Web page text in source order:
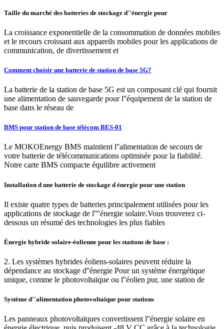
Taille du marché des batteries de stockage d''énergie pour
La croissance exponentielle de la consommation de données mobiles
et le recours croissant aux appareils mobiles pour les applications de
communication, de divertissement et
Comment choisir une batterie de station de base 5G?
La batterie de la station de base 5G est un composant clé qui fournit
une alimentation de sauvegarde pour l''équipement de la station de
base dans le réseau de
BMS pour station de base télécom BES-01
Le MOKOEnergy BMS maintient l''alimentation de secours de
votre batterie de télécommunications optimisée pour la fiabilité.
Notre carte BMS compacte équilibre activement
Installation d une batterie de stockage d énergie pour une station
Il existe quatre types de batteries principalement utilisées pour les
applications de stockage de l''''énergie solaire.Vous trouverez ci-
dessous un résumé des technologies les plus fiables
Énergie hybride solaire-éolienne pour les stations de base :
2. Les systèmes hybrides éoliens-solaires peuvent réduire la
dépendance au stockage d''énergie Pour un système énergétique
unique, comme le photovoltaïque ou l''éolien pur, une station de
Système d''alimentation photovoltaïque pour stations
Les panneaux photovoltaïques convertissent l''énergie solaire en